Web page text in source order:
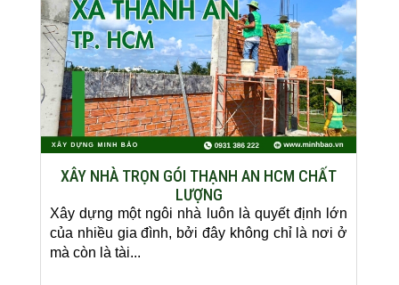
XÂY NHÀ TRỌN GÓI THẠNH AN HCM CHẤT
LƯỢNG
Xây dựng một ngôi nhà luôn là quyết định lớn
của nhiều gia đình, bởi đây không chỉ là nơi ở
mà còn là tài...